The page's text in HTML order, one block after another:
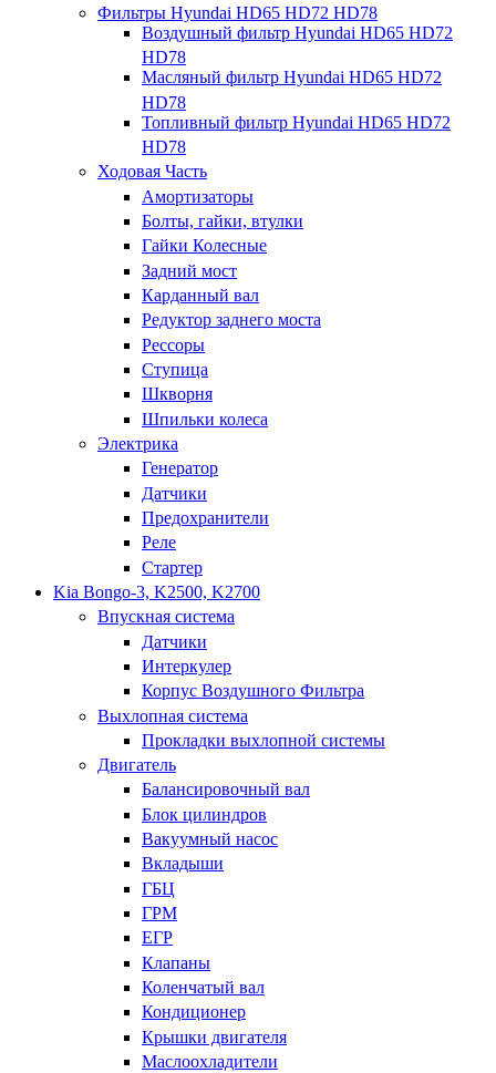
Фильтры Hyundai HD65 HD72 HD78
Воздушный фильтр Hyundai HD65 HD72
HD78
Масляный фильтр Hyundai HD65 HD72
HD78
Топливный фильтр Hyundai HD65 HD72
HD78
Ходовая Часть
Амортизаторы
Болты, гайки, втулки
Гайки Колесные
Задний мост
Карданный вал
Редуктор заднего моста
Рессоры
Ступица
Шкворня
Шпильки колеса
Электрика
Генератор
Датчики
Предохранители
Реле
Стартер
Kia Bongo-3, K2500, K2700
Впускная система
Датчики
Интеркулер
Корпус Воздушного Фильтра
Выхлопная система
Прокладки выхлопной системы
Двигатель
Балансировочный вал
Блок цилиндров
Вакуумный насос
Вкладыши
ГБЦ
ГРМ
ЕГР
Клапаны
Коленчатый вал
Кондиционер
Крышки двигателя
Маслоохладители